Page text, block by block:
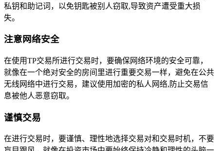
私钥和助记词，以免钥匙被别人窃取,导致资产遭受重大损
失。
注意网络安全
在使用TP交易所进行交易时，要确保网络环境的安全可靠，
就像在一个绝对安全的房间里进行重要交易一样，避免在公共
无线网络中进行交易，建议使用加密的私人网络,防止交易信
息被他人恶意窃取。
谨慎交易
在进行交易时，要谨慎、理性地选择交易对和交易时机，不要